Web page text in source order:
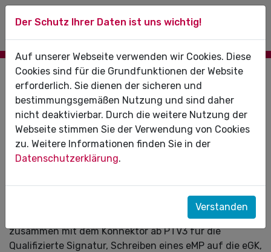
15.10.2020
Anwendung von Vorläufer-HBAs in der
TI bis Ende 2023
Mit der Zusage der gematik GmbH ist nun
sichergestellt, dass alle HBAs der Generation 0
Die Vorläufer-HBAs (HBAs der Generation 0) können
zusammen mit dem Konnektor ab PTV3 für die
Qualifizierte Signatur, Schreiben eines eMP auf die eGK,
Der Schutz Ihrer Daten ist uns wichtig!
Auf unserer Webseite verwenden wir Cookies. Diese
Cookies sind für die Grundfunktionen der Website
erforderlich. Sie dienen der sicheren und
bestimmungsgemäßen Nutzung und sind daher
nicht deaktivierbar. Durch die weitere Nutzung der
Webseite stimmen Sie der Verwendung von Cookies
zu. Weitere Informationen finden Sie in der
Datenschutzerklärung.
Verstanden